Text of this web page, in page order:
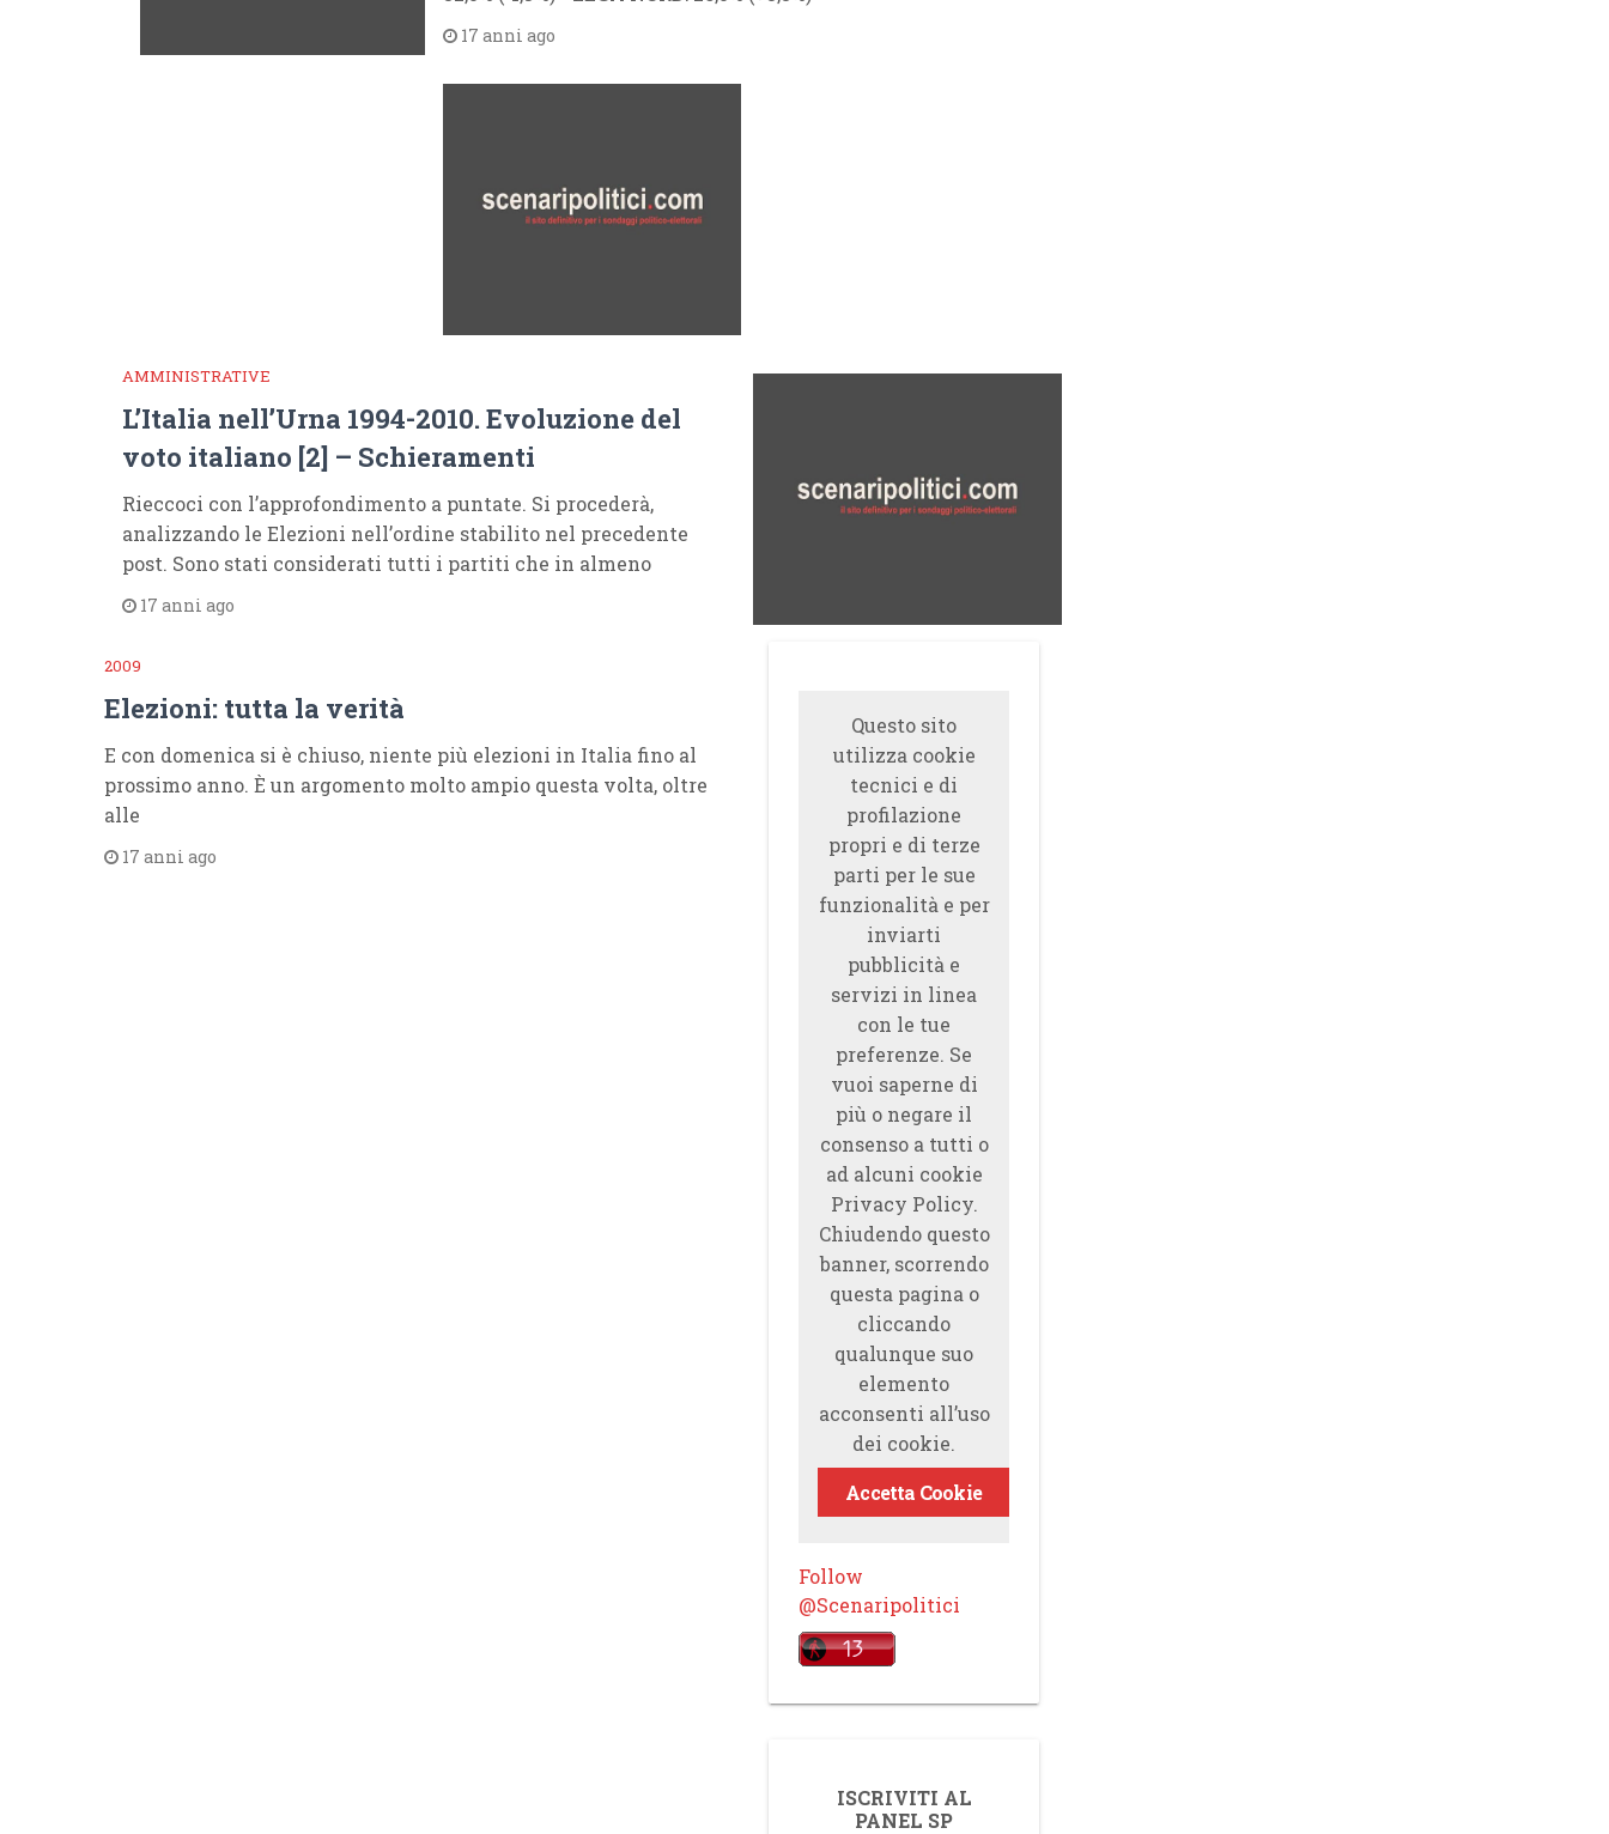
17 anni ago
AMMINISTRATIVE
L’Italia nell’Urna 1994-2010. Evoluzione del
voto italiano [2] – Schieramenti
Rieccoci con l’approfondimento a puntate. Si procederà,
analizzando le Elezioni nell’ordine stabilito nel precedente
post. Sono stati considerati tutti i partiti che in almeno
17 anni ago
2009
Elezioni: tutta la verità
E con domenica si è chiuso, niente più elezioni in Italia fino al
prossimo anno. È un argomento molto ampio questa volta, oltre
alle
17 anni ago
Questo sito
utilizza cookie
tecnici e di
profilazione
propri e di terze
parti per le sue
funzionalità e per
inviarti
pubblicità e
servizi in linea
con le tue
preferenze. Se
vuoi saperne di
più o negare il
consenso a tutti o
ad alcuni cookie
Privacy Policy.
Chiudendo questo
banner, scorrendo
questa pagina o
cliccando
qualunque suo
elemento
acconsenti all’uso
dei cookie.
Accetta Cookie
Follow
@Scenaripolitici
ISCRIVITI AL
PANEL SP